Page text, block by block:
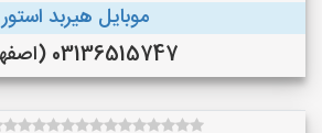
موبایل هیربد استور
03136515747 (اصفهان)